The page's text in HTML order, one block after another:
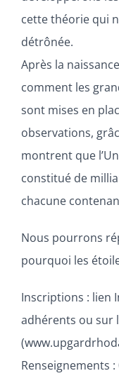
cette théorie qui
détrônée.
Après la
comment les
sont mises en
observations,
montrent que
constitué de
chacune
Nous pourrons
pourquoi les
Inscriptions : lien
adhérents ou sur
Renseignements :